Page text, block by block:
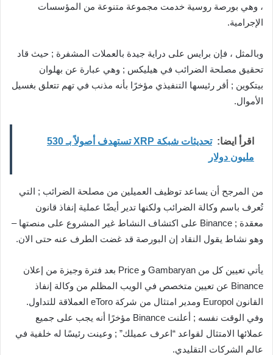
، وهي بورصة روسية خدمت مجموعة متنوعة من المؤسسات
الإجرامية.
وبالمثل ، فإن برايس على دراية جيدة بالعملات المشفرة ; حيث قاد
تحقيق مصلحة الضرائب في هيليكس ; وهي عبارة عن بهلوان
بيتكوين ; أقر رئيسها التنفيذي مؤخرًا بأنه مذنب في تهم تتعلق بغسيل
الأموال.
اقرأ ايضا:
تحديثات شبكة XRP تستهدف أصولاً بـ 530
مليون دولار
من المرجح أن يساعد توظيف العميلين من مصلحة الضرائب ; التي
تُعرف باسم وكالة الضرائب ولكنها تدير أيضًا عملية إنفاذ قانون
معقدة ; Binance على اكتشاف النشاط غير المشروع على منصتها –
وهو نشاط يقول النقاد إن البورصة قد غضت الطرف عنه حتى الان.
يأتي تعيين كل من Gambaryan و Price بعد فترة وجيزة من إعلان
Binance عن تعيين متخصص في الويب المظلم من وكالة إنفاذ
القانون Europol ومدير امتثال من شركة eToro العملاقة للتداول.
وفي الوقت نفسه ; أعلنت Binance مؤخرًا أنه يجب على جميع
عملائها الامتثال لقواعد “اعرف عميلك” ; وعينت رئيسًا له خلفية في
عالم الشركات التقليدي.